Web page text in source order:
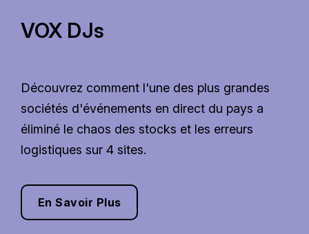
VOX DJs
Découvrez comment l'une des plus grandes
sociétés d'événements en direct du pays a
éliminé le chaos des stocks et les erreurs
logistiques sur 4 sites.
En Savoir Plus